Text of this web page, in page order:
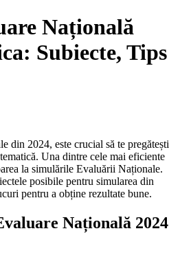
Națională
Subiecte, Tips
din 2024, este crucial să te pregătești
Una dintre cele mai eficiente
la simulările Evaluării Naționale.
posibile pentru simularea din
pentru a obține rezultate bune.
Națională 2024